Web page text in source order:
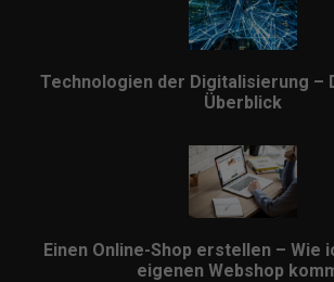
Technologien der Digitalisierung –
Überblick
Einen Online-Shop erstellen – Wie
eigenen Webshop